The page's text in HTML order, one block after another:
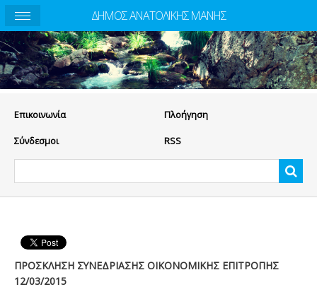
Eπικοινωνία Πλοήγηση
Σύνδεσμοι RSS
ΠΡΟΣΚΛΗΣΗ ΣΥΝΕΔΡΙΑΣΗΣ ΟΙΚΟΝΟΜΙΚΗΣ ΕΠΙΤΡΟΠΗΣ
12/03/2015
ΔΗΜΟΣ ΑΝΑΤΟΛΙΚΗΣ ΜΑΝΗΣ